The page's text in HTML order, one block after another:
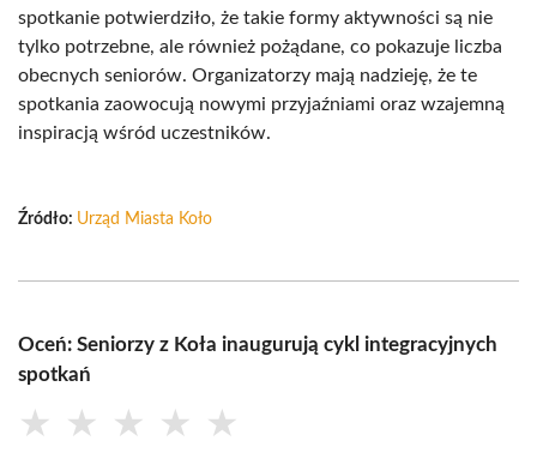
spotkanie potwierdziło, że takie formy aktywności są nie
tylko potrzebne, ale również pożądane, co pokazuje liczba
obecnych seniorów. Organizatorzy mają nadzieję, że te
spotkania zaowocują nowymi przyjaźniami oraz wzajemną
inspiracją wśród uczestników.
Źródło: Urząd Miasta Koło
Oceń: Seniorzy z Koła inaugurują cykl integracyjnych
spotkań
★ ★ ★ ★ ★